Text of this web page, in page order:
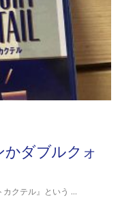
ダブルクォ
カクテル』という …